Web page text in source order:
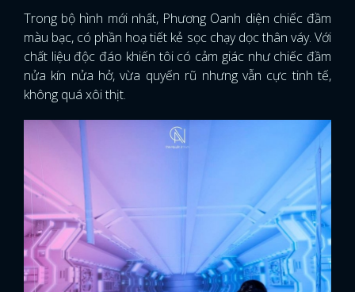
Trong bộ hình mới nhất, Phương Oanh diện chiếc đầm
màu bạc, có phần hoạ tiết kẻ sọc chạy dọc thân váy. Với
chất liệu độc đáo khiến tôi có cảm giác như chiếc đầm
nửa kín nửa hở, vừa quyến rũ nhưng vẫn cực tinh tế,
không quá xôi thịt.